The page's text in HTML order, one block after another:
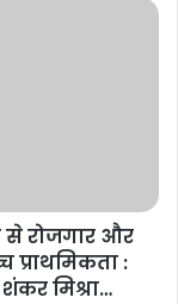
रोजगार और
प्राथमिकता :
मिश्रा…